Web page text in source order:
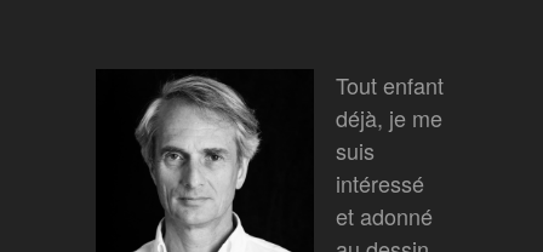
Tout enfant
déjà, je me
suis
intéressé
et adonné